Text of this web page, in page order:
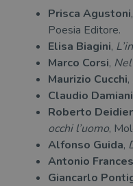
Prisca Agustoni,
Poesia Editore.
Elisa Biagini,
Marco Corsi,
Maurizio Cucchi,
Claudio Damiani
Roberto Deidier
occhi l’uomo,
Alfonso Guida,
Antonio
Giancarlo